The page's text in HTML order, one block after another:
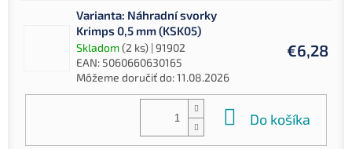
Varianta: Náhradní svorky
Krimps 0,5 mm (KSK05)
Skladom(2 ks) | 91902
EAN: 5060660630165
Môžeme doručiť do:11.08.2026
€6,28
Do košíka